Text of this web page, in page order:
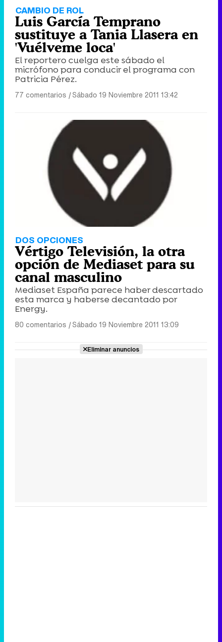
CAMBIO DE ROL
Luis García Temprano
sustituye a Tania Llasera en
'Vuélveme loca'
El reportero cuelga este sábado el
micrófono para conducir el programa con
Patricia Pérez.
77 comentarios |Sábado 19 Noviembre 2011 13:42
DOS OPCIONES
Vértigo Televisión, la otra
opción de Mediaset para su
canal masculino
Mediaset España parece haber descartado
esta marca y haberse decantado por
Energy.
80 comentarios |Sábado 19 Noviembre 2011 13:09
Eliminar anuncios